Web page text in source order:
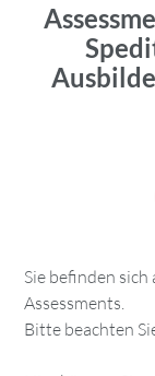
Sie befinden sich
Assessments.
Bitte beachten